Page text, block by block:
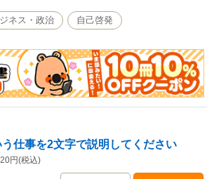
ネス・政治 自己啓発
仕事を2文字で説明してください
円(税込)